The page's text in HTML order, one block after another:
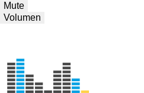
Mute
Volumen